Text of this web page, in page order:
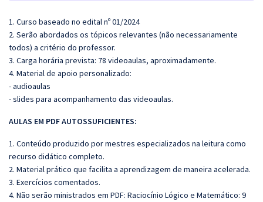
1. Curso baseado no edital nº 01/2024
2. Serão abordados os tópicos relevantes (não necessariamente
todos) a critério do professor.
3. Carga horária prevista: 78 videoaulas, aproximadamente.
4. Material de apoio personalizado:
- audioaulas
- slides para acompanhamento das videoaulas.
AULAS EM PDF AUTOSSUFICIENTES:
1. Conteúdo produzido por mestres especializados na leitura como
recurso didático completo.
2. Material prático que facilita a aprendizagem de maneira acelerada.
3. Exercícios comentados.
4. Não serão ministrados em PDF: Raciocínio Lógico e Matemático: 9